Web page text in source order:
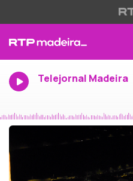
Telejornal Madeira